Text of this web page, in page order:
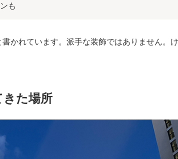
も
かれています。派手な装飾ではありません。
きた場所